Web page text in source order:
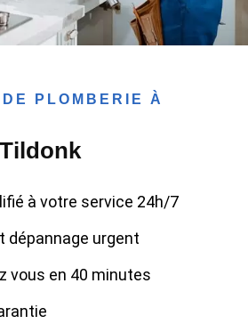
PLOMBERIE À
à votre service 24h/7
dépannage urgent
vous en 40 minutes